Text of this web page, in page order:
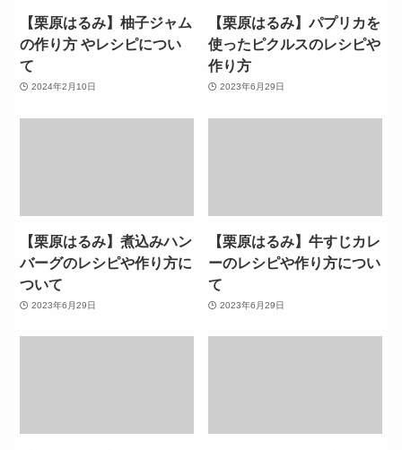
【栗原はるみ】柚子ジャム
の作り方 やレシピについ
て
2024年2月10日
【栗原はるみ】パプリカを
使ったピクルスのレシピや
作り方
2023年6月29日
【栗原はるみ】煮込みハン
バーグのレシピや作り方に
ついて
2023年6月29日
【栗原はるみ】牛すじカレ
ーのレシピや作り方につい
て
2023年6月29日